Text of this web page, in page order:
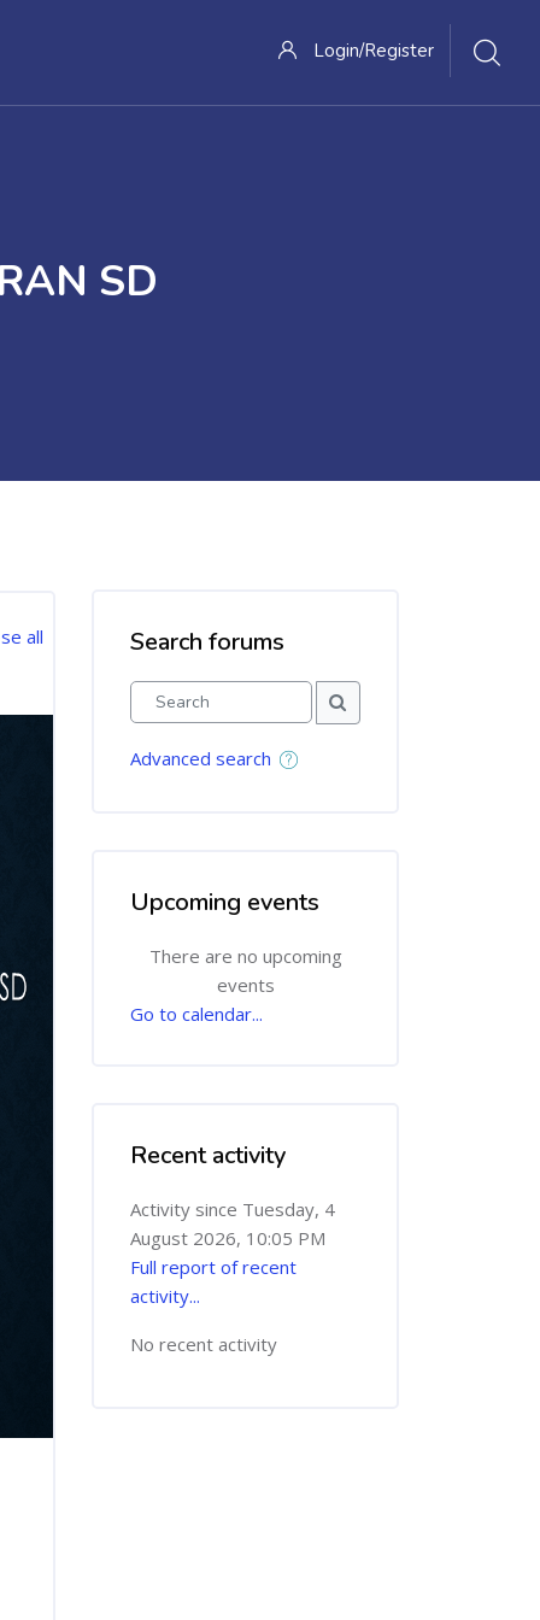
Login/Register
SD
all Skip Search forums
Search forums
Search
Search
Advanced search
Skip Upcoming events
Upcoming events
There are no upcoming
events
Go to calendar...
Skip Recent activity
Recent activity
Activity since Tuesday, 4
August 2026, 10:05 PM
Full report of recent
activity...
No recent activity